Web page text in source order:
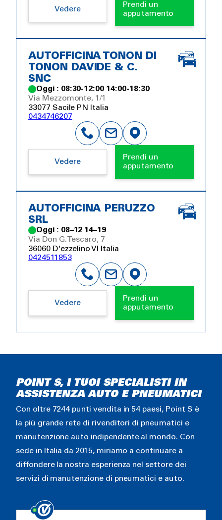
Vedere
Prendi un
apputamento
AUTOFFICINA TONON DI
TONON DAVIDE & C.
SNC
Oggi : 08:30-12:00 14:00-18:30
Via Mezzomonte, 1/1
33077 Sacile PN Italia
0434746207
Vedere
Prendi un
apputamento
AUTOFFICINA PERUZZO
SRL
Oggi : 08–12 14–19
Via Don G. Tescaro, 7
36060 D'ezzelino VI Italia
0424511853
Vedere
Prendi un
apputamento
POINT S, I TUOI SPECIALISTI IN
ASSISTENZA AUTO E PNEUMATICI
Con oltre 7244 punti vendita in 54 paesi, Point S è
la più grande rete di rivenditori di pneumatici e
manutenzione auto indipendente al mondo. Con
sede in Italia da 2015, miriamo a continuare a
diffondere la nostra esperienza nel settore dei
servizi di manutenzione di pneumatici e auto.